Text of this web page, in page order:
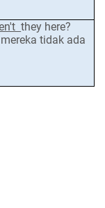
they here?
tidak ada